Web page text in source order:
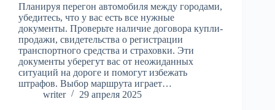
Планируя перегон автомобиля между городами,
убедитесь, что у вас есть все нужные
документы. Проверьте наличие договора купли-
продажи, свидетельства о регистрации
транспортного средства и страховки. Эти
документы уберегут вас от неожиданных
ситуаций на дороге и помогут избежать
штрафов. Выбор маршрута играет…
writer
29 апреля 2025